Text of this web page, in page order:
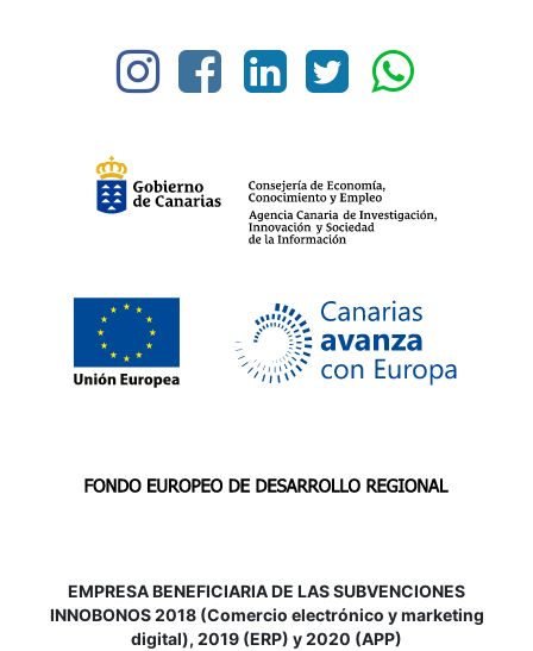
EMPRESA BENEFICIARIA DE LAS SUBVENCIONES
INNOBONOS 2018 (Comercio electrónico y marketing
digital), 2019 (ERP) y 2020 (APP)